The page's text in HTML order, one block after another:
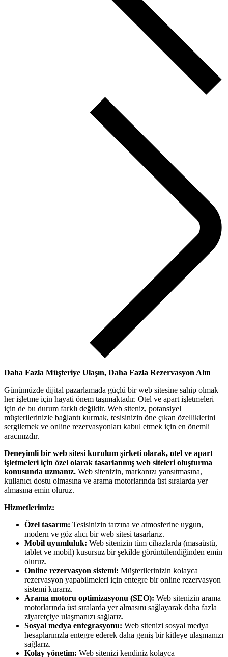
Daha Fazla Müşteriye Ulaşın, Daha Fazla Rezervasyon Alın
Günümüzde dijital pazarlamada güçlü bir web sitesine sahip olmak
her işletme için hayati önem taşımaktadır. Otel ve apart işletmeleri
için de bu durum farklı değildir. Web siteniz, potansiyel
müşterilerinizle bağlantı kurmak, tesisinizin öne çıkan özelliklerini
sergilemek ve online rezervasyonları kabul etmek için en önemli
aracınızdır.
Deneyimli bir web sitesi kurulum şirketi olarak, otel ve apart
işletmeleri için özel olarak tasarlanmış web siteleri oluşturma
konusunda uzmanız. Web sitenizin, markanızı yansıtmasına,
kullanıcı dostu olmasına ve arama motorlarında üst sıralarda yer
almasına emin oluruz.
Hizmetlerimiz:
Özel tasarım: Tesisinizin tarzına ve atmosferine uygun,
modern ve göz alıcı bir web sitesi tasarlarız.
Mobil uyumluluk: Web sitenizin tüm cihazlarda (masaüstü,
tablet ve mobil) kusursuz bir şekilde görüntülendiğinden emin
oluruz.
Online rezervasyon sistemi: Müşterilerinizin kolayca
rezervasyon yapabilmeleri için entegre bir online rezervasyon
sistemi kurarız.
Arama motoru optimizasyonu (SEO): Web sitenizin arama
motorlarında üst sıralarda yer almasını sağlayarak daha fazla
ziyaretçiye ulaşmanızı sağlarız.
Sosyal medya entegrasyonu: Web sitenizi sosyal medya
hesaplarınızla entegre ederek daha geniş bir kitleye ulaşmanızı
sağlarız.
Kolay yönetim: Web sitenizi kendiniz kolayca